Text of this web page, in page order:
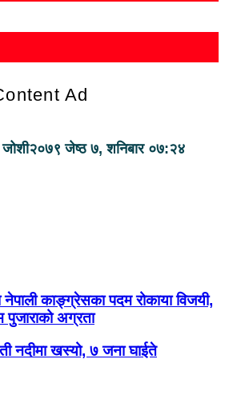
Ad
२०७९ जेष्ठ ७, शनिबार ०७:२४
नेपाली काङ्ग्रेसका पदम रोकाया विजयी,
पुजाराको अग्रता
नदीमा खस्यो, ७ जना घाईते